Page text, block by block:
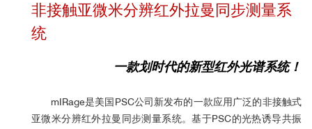
非接触亚微米分辨红外拉曼同步测量系
统
一款划时代的新型红外光谱系统！
mIRage是美国PSC公司新发布的一款应用广泛的非接触式
亚微米分辨红外拉曼同步测量系统。基于PSC的光热诱导共振